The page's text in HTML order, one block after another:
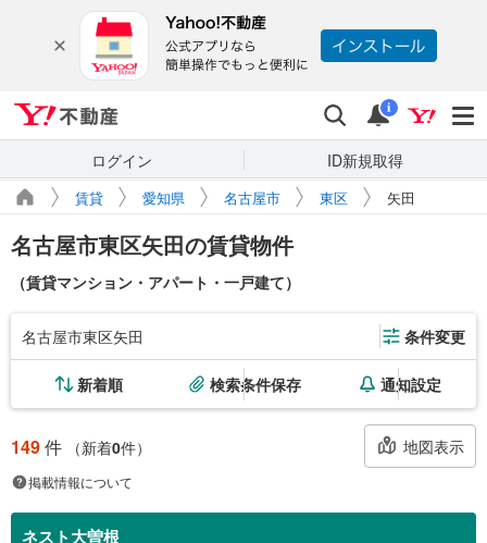
検索 通知
i
ログイン ID新規取得
賃貸 愛知県 名古屋市 東区 矢田
名古屋市東区矢田の賃貸物件
（賃貸マンション・アパート・一戸建て）
名古屋市東区矢田 条件変更
新着順 検索条件保存 通知設定
149件 （新着0件） 地図表示
掲載情報について
ネスト大曽根